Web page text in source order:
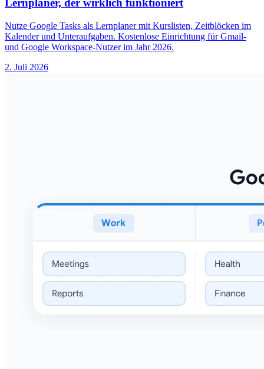
Lernplaner, der wirklich funktioniert
Nutze Google Tasks als Lernplaner mit Kurslisten, Zeitblöcken im
Kalender und Unteraufgaben. Kostenlose Einrichtung für Gmail-
und Google Workspace-Nutzer im Jahr 2026.
2. Juli 2026